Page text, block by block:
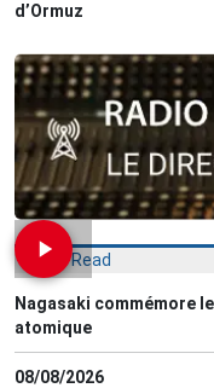
d’Ormuz
Most Read
Nagasaki commémore
atomique
08/08/2026